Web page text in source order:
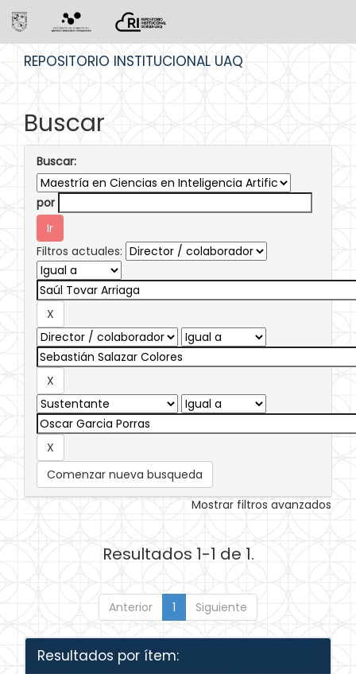
REPOSITORIO INSTITUCIONAL UAQ
Buscar
Buscar:
por
Filtros actuales:
Comenzar nueva busqueda
Mostrar filtros avanzados
Resultados 1-1 de 1.
Anterior 1 Siguiente
Resultados por ítem: